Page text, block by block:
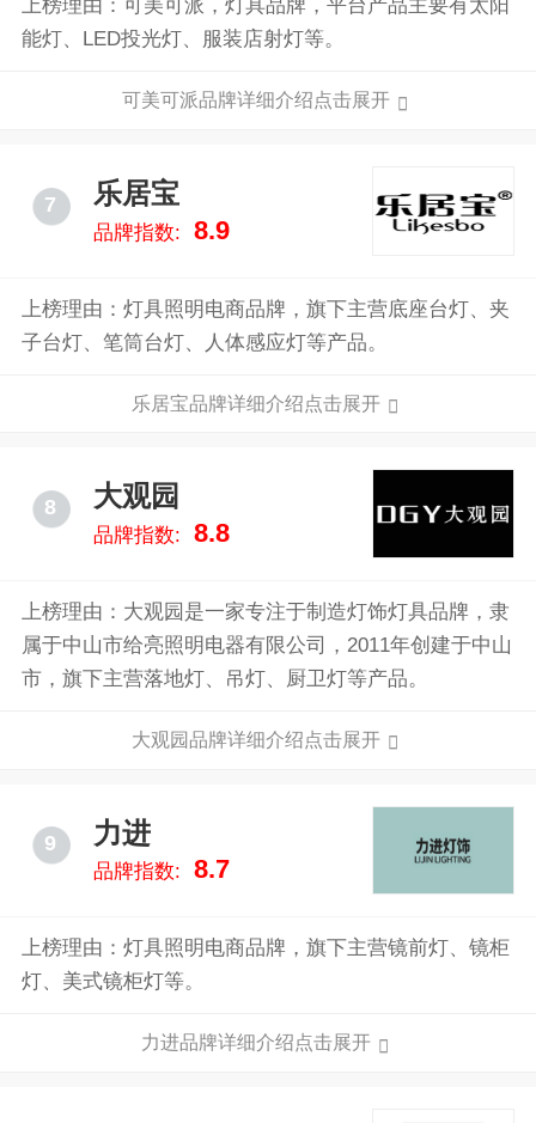
上榜理由：可美可派，灯具品牌，平台产品主要有太阳
能灯、LED投光灯、服装店射灯等。
可美可派品牌详细介绍点击展开
7 乐居宝
品牌指数: 8.9
上榜理由：灯具照明电商品牌，旗下主营底座台灯、夹
子台灯、笔筒台灯、人体感应灯等产品。
乐居宝品牌详细介绍点击展开
8 大观园
品牌指数: 8.8
上榜理由：大观园是一家专注于制造灯饰灯具品牌，隶
属于中山市给亮照明电器有限公司，2011年创建于中山
市，旗下主营落地灯、吊灯、厨卫灯等产品。
大观园品牌详细介绍点击展开
9 力进
品牌指数: 8.7
上榜理由：灯具照明电商品牌，旗下主营镜前灯、镜柜
灯、美式镜柜灯等。
力进品牌详细介绍点击展开